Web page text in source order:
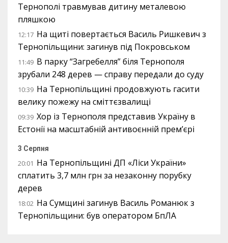
Тернополі травмував дитину металевою
пляшкою
12:17 На щиті повертається Василь Ришкевич з
Тернопільщини: загинув під Покровськом
11:49 В парку “Загребелля” біля Тернополя
зрубали 248 дерев — справу передали до суду
10:39 На Тернопільщині продовжують гасити
велику пожежу на сміттєзвалищі
09:39 Хор із Тернополя представив Україну в
Естонії на масштабній антивоєнній прем’єрі
3 Серпня
20:01 На Тернопільщині ДП «Ліси України»
сплатить 3,7 млн грн за незаконну порубку
дерев
18:02 На Сумщині загинув Василь Романюк з
Тернопільщини: був оператором БпЛА